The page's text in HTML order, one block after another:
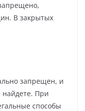
В закрытых
запрещен, и
найдете. При
способы